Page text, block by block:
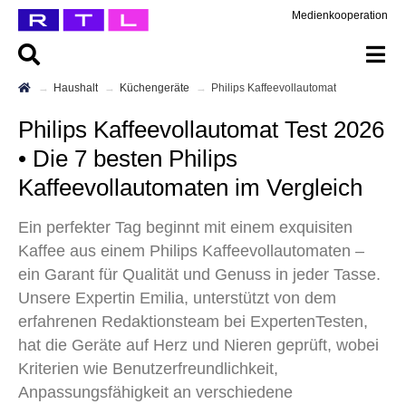
Medienkooperation
Haushalt Küchengeräte Philips Kaffeevollautomat
Philips Kaffeevollautomat Test 2026
• Die 7 besten Philips
Kaffeevollautomaten im Vergleich
Ein perfekter Tag beginnt mit einem exquisiten
Kaffee aus einem Philips Kaffeevollautomaten –
ein Garant für Qualität und Genuss in jeder Tasse.
Unsere Expertin Emilia, unterstützt von dem
erfahrenen Redaktionsteam bei ExpertenTesten,
hat die Geräte auf Herz und Nieren geprüft, wobei
Kriterien wie Benutzerfreundlichkeit,
Anpassungsfähigkeit an verschiedene